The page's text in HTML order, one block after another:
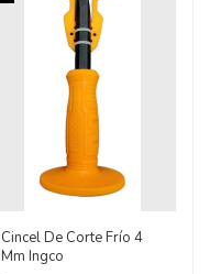
Cincel De Corte Frío 4
Mm Ingco